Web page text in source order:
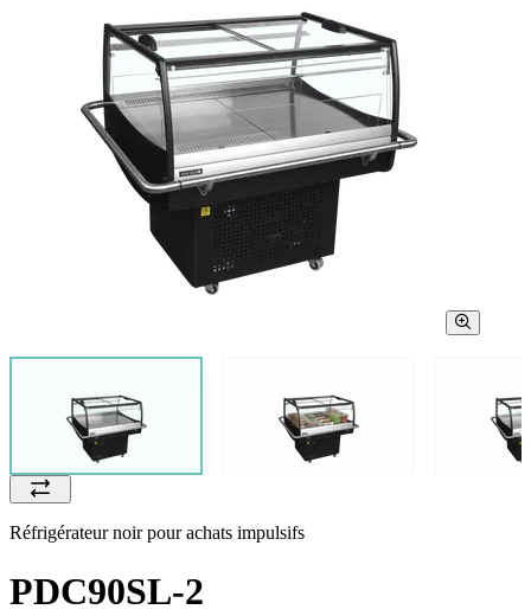
Réfrigérateur noir pour achats impulsifs
PDC90SL-2